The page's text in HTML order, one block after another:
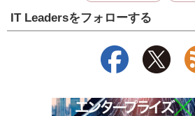
IT Leadersをフォローする